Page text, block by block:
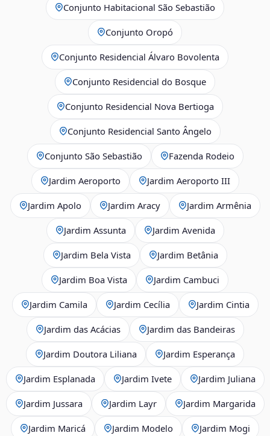
Conjunto Habitacional São Sebastião
Conjunto Oropó
Conjunto Residencial Álvaro Bovolenta
Conjunto Residencial do Bosque
Conjunto Residencial Nova Bertioga
Conjunto Residencial Santo Ângelo
Conjunto São Sebastião Fazenda Rodeio
Jardim Aeroporto Jardim Aeroporto III
Jardim Apolo Jardim Aracy Jardim Armênia
Jardim Assunta Jardim Avenida
Jardim Bela Vista Jardim Betânia
Jardim Boa Vista Jardim Cambuci
Jardim Camila Jardim Cecília Jardim Cintia
Jardim das Acácias Jardim das Bandeiras
Jardim Doutora Liliana Jardim Esperança
Jardim Esplanada Jardim Ivete Jardim Juliana
Jardim Jussara Jardim Layr Jardim Margarida
Jardim Maricá Jardim Modelo Jardim Mogi